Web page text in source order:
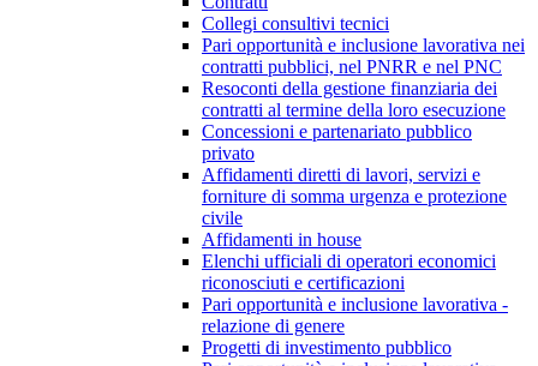
Collegi consultivi tecnici
Pari opportunità e inclusione lavorativa nei
contratti pubblici, nel PNRR e nel PNC
Resoconti della gestione finanziaria dei
contratti al termine della loro esecuzione
Concessioni e partenariato pubblico
privato
Affidamenti diretti di lavori, servizi e
forniture di somma urgenza e protezione
civile
Affidamenti in house
Elenchi ufficiali di operatori economici
riconosciuti e certificazioni
Pari opportunità e inclusione lavorativa -
relazione di genere
Progetti di investimento pubblico